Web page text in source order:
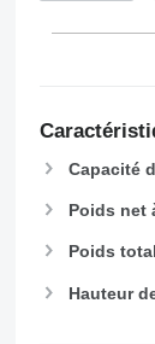
Capacité
Poids net
Poids
Hauteur